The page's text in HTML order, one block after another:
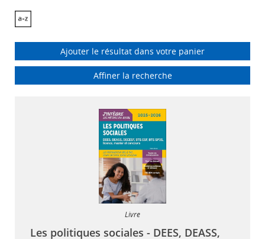
Ajouter le résultat dans votre panier
Affiner la recherche
Livre
Les politiques sociales - DEES, DEASS,